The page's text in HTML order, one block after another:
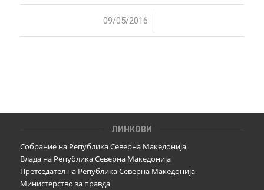
09/05/2016
/
ЛИНКОВИ
Собрание на Република Северна Македонија
Влада на Република Северна Македонија
Претседател на Република Северна Македонија
Министерство за правда